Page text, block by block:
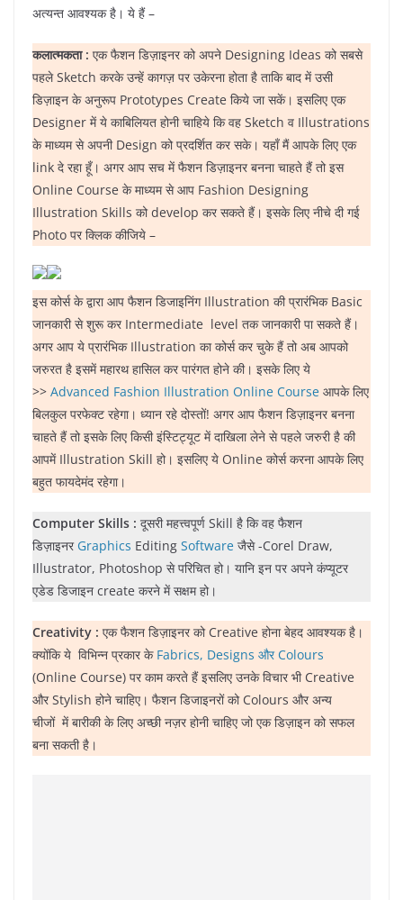
अत्यन्त आवश्यक है। ये हैं –
कलात्मकता : एक फैशन डिज़ाइनर को अपने Designing Ideas को सबसे
पहले Sketch करके उन्हें कागज़ पर उकेरना होता है ताकि बाद में उसी
डिज़ाइन के अनुरूप Prototypes Create किये जा सकें। इसलिए एक
Designer में ये काबिलियत होनी चाहिये कि वह Sketch व Illustrations
के माध्यम से अपनी Design को प्रदर्शित कर सके। यहाँ मैं आपके लिए एक
link दे रहा हूँ। अगर आप सच में फैशन डिज़ाइनर बनना चाहते हैं तो इस
Online Course के माध्यम से आप Fashion Designing
Illustration Skills को develop कर सकते हैं। इसके लिए नीचे दी गई
Photo पर क्लिक कीजिये –
इस कोर्स के द्वारा आप फैशन डिजाइनिंग Illustration की प्रारंभिक Basic
जानकारी से शुरू कर Intermediate level तक जानकारी पा सकते हैं।
अगर आप ये प्रारंभिक Illustration का कोर्स कर चुके हैं तो अब आपको
जरुरत है इसमें महारथ हासिल कर पारंगत होने की। इसके लिए ये
>> Advanced Fashion Illustration Online Course आपके लिए
बिलकुल परफेक्ट रहेगा। ध्यान रहे दोस्तों! अगर आप फैशन डिज़ाइनर बनना
चाहते हैं तो इसके लिए किसी इंस्टिट्यूट में दाखिला लेने से पहले जरुरी है की
आपमें Illustration Skill हो। इसलिए ये Online कोर्स करना आपके लिए
बहुत फायदेमंद रहेगा।
Computer Skills : दूसरी महत्त्वपूर्ण Skill है कि वह फैशन
डिज़ाइनर Graphics Editing Software जैसे -Corel Draw,
Illustrator, Photoshop से परिचित हो। यानि इन पर अपने कंप्यूटर
एडेड डिजाइन create करने में सक्षम हो।
Creativity : एक फैशन डिज़ाइनर को Creative होना बेहद आवश्यक है।
क्योंकि ये विभिन्न प्रकार के Fabrics, Designs और Colours
(Online Course) पर काम करते हैं इसलिए उनके विचार भी Creative
और Stylish होने चाहिए। फैशन डिजाइनरों को Colours और अन्य
चीजों में बारीकी के लिए अच्छी नज़र होनी चाहिए जो एक डिज़ाइन को सफल
बना सकती है।